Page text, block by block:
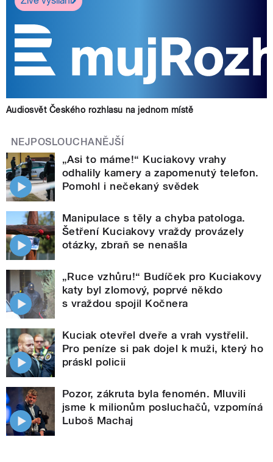
Audiosvět Českého rozhlasu na jednom místě
NEJPOSLOUCHANĚJŠÍ
„Asi to máme!“ Kuciakovy vrahy
odhalily kamery a zapomenutý telefon.
Pomohl i nečekaný svědek
Manipulace s těly a chyba patologa.
Šetření Kuciakovy vraždy provázely
otázky, zbraň se nenašla
„Ruce vzhůru!“ Budíček pro Kuciakovy
katy byl zlomový, poprvé někdo
s vraždou spojil Kočnera
Kuciak otevřel dveře a vrah vystřelil.
Pro peníze si pak dojel k muži, který ho
práskl policii
Pozor, zákruta byla fenomén. Mluvili
jsme k milionům posluchačů, vzpomíná
Luboš Machaj